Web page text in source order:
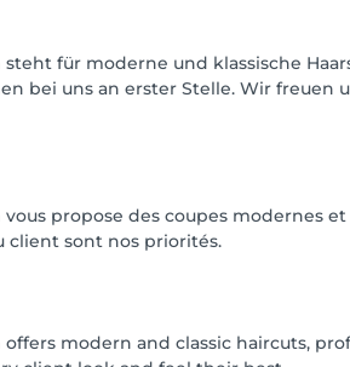
für moderne und klassische
bei uns an erster Stelle. Wir freuen
propose des coupes modernes
client sont nos priorités.
modern and classic haircuts,